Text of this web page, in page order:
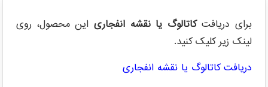
برای دریافتکاتالوگ یا نقشه انفجاری این محصول، روی
لینک زیر کلیک کنید.
دریافت کاتالوگ یا نقشه انفجاری